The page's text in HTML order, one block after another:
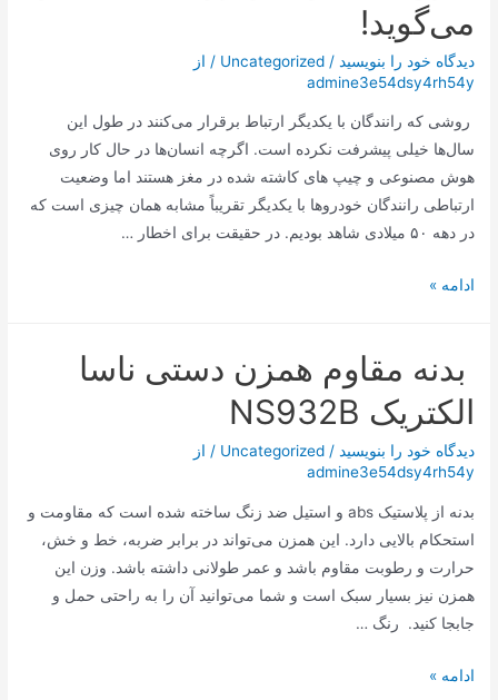
نفره
مدل
GDW-
N4663
می‌گوید!
دیدگاه‌ خود را بنویسید /
Uncategorized / از
admine3e54dsy4rh54y
روشی که رانندگان با یکدیگر ارتباط برقرار می‌کنند در طول این
سال‌ها خیلی پیشرفت نکرده است. اگرچه انسان‌ها در حال کار روی
هوش مصنوعی و چیپ های کاشته شده در مغز هستند اما وضعیت
ارتباطی رانندگان خودروها با یکدیگر تقریباً مشابه همان چیزی است که
در دهه ۵۰ میلادی شاهد بودیم. در حقیقت برای اخطار …
چراغ‌های
شما
سخن
می‌گوید!
ادامه »
بدنه مقاوم همزن دستی ناسا
الکتریک NS932B
دیدگاه‌ خود را بنویسید /
Uncategorized / از
admine3e54dsy4rh54y
بدنه از پلاستیک abs و استیل ضد زنگ ساخته شده است که مقاومت و
استحکام بالایی دارد. این همزن می‌تواند در برابر ضربه، خط و خش،
حرارت و رطوبت مقاوم باشد و عمر طولانی داشته باشد. وزن این
همزن نیز بسیار سبک است و شما می‌توانید آن را به راحتی حمل و
جابجا کنید. رنگ …
بدنه
ادامه »